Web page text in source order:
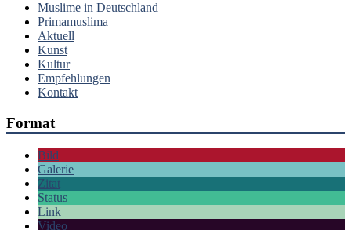
Muslime in Deutschland
Primamuslima
Aktuell
Kunst
Kultur
Empfehlungen
Kontakt
Format
Bild
Galerie
Zitat
Status
Link
Video